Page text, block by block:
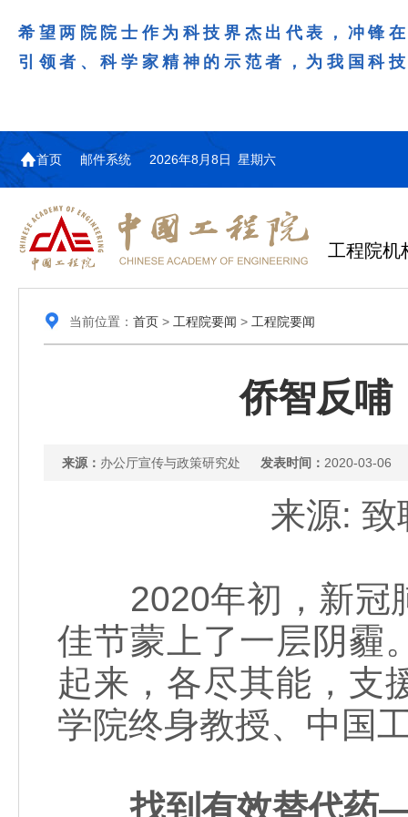
希望两院院士作为科技界杰出代表，冲锋
引领者、科学家精神的示范者，为我国科
首页 邮件系统 2026年8月8日 星期六
工程院机
当前位置： 首页> 工程院要闻 > 工程院要闻
侨智反哺
来源： 办公厅宣传与政策研究处 发表时间： 2020-03-06
来源:
2020年初，新冠肺
佳节蒙上了一层阴霾
起来，各尽其能，支
学院终身教授、中国
找到有效替代